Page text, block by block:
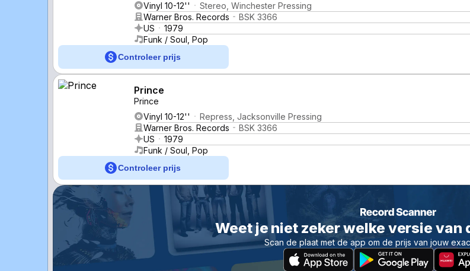
Vinyl 10-12''
Stereo, Winchester Pressing
Warner Bros. Records
BSK 3366
US
1979
Funk / Soul, Pop
Controleer prijs
Prince
Prince
Vinyl 10-12''
Repress, Jacksonville Pressing
Warner Bros. Records
BSK 3366
US
1979
Funk / Soul, Pop
Controleer prijs
Weet je niet zeker welke versie van
Scan de plaat met de app om de prijs van jouw